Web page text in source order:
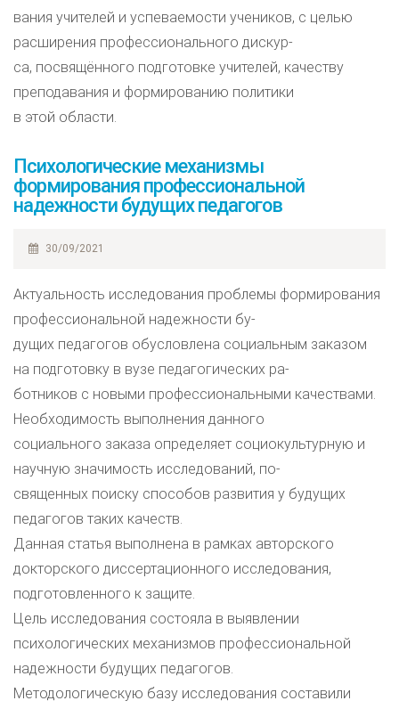
вания учителей и успеваемости учеников, с целью
расширения профессионального дискур-
са, посвящённого подготовке учителей, качеству
преподавания и формированию политики
в этой области.
Психологические механизмы
формирования профессиональной
надежности будущих педагогов
30/09/2021
Актуальность исследования проблемы формирования
профессиональной надежности бу-
дущих педагогов обусловлена социальным заказом
на подготовку в вузе педагогических ра-
ботников с новыми профессиональными качествами.
Необходимость выполнения данного
социального заказа определяет социокультурную и
научную значимость исследований, по-
священных поиску способов развития у будущих
педагогов таких качеств.
Данная статья выполнена в рамках авторского
докторского диссертационного исследования,
подготовленного к защите.
Цель исследования состояла в выявлении
психологических механизмов профессиональной
надежности будущих педагогов.
Методологическую базу исследования составили